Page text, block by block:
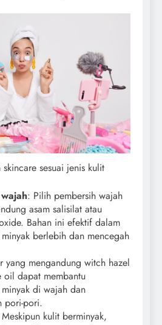
sesuai jenis kulit
: Pilih pembersih wajah
asam salisilat atau
Bahan ini efektif dalam
berlebih dan mencegah
yang mengandung witch hazel
oil dapat membantu
di wajah dan
pori-pori.
kulit berminyak,